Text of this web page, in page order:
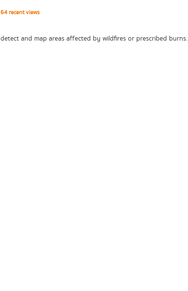
recent views
and map areas affected by wildfires or prescribed burns.